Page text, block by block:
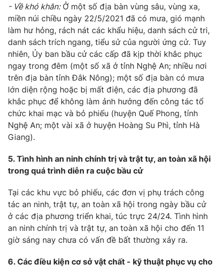
- Về khó khăn:Ở một số địa bàn vùng sâu, vùng xa,
miền núi chiều ngày 22/5/2021 đã có mưa, gió mạnh
làm hư hỏng, rách nát các khẩu hiệu, danh sách cử tri,
danh sách trích ngang, tiểu sử của người ứng cử. Tuy
nhiên, Ủy ban bầu cử các cấp đã kịp thời khắc phục
ngay trong đêm (một số xã ở tỉnh Nghệ An; nhiều nơi
trên địa bàn tỉnh Đắk Nông); một số địa bàn có mưa
lớn diện rộng hoặc bị mất điện, các địa phương đã
khắc phục để không làm ảnh hưởng đến công tác tổ
chức khai mạc và bỏ phiếu (huyện Quế Phong, tỉnh
Nghệ An; một vài xã ở huyện Hoàng Su Phì, tỉnh Hà
Giang).
5. Tình hình an ninh chính trị và trật tự, an toàn xã hội
trong quá trình diễn ra cuộc bầu cử
Tại các khu vực bỏ phiếu, các đơn vị phụ trách công
tác an ninh, trật tự, an toàn xã hội trong ngày bầu cử
ở các địa phương triển khai, túc trực 24/24. Tình hình
an ninh chính trị và trật tự, an toàn xã hội cho đến 11
giờ sáng nay chưa có vấn đề bất thường xảy ra.
6. Các điều kiện cơ sở vật chất - kỹ thuật phục vụ cho